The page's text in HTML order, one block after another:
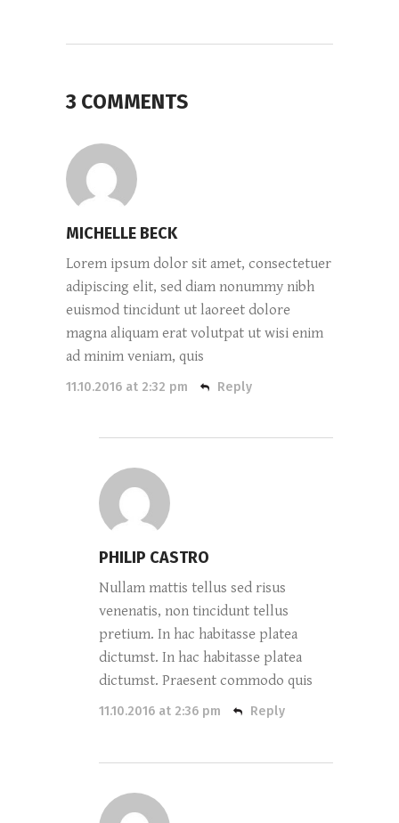
3 COMMENTS
MICHELLE BECK
Lorem ipsum dolor sit amet, consectetuer
adipiscing elit, sed diam nonummy nibh
euismod tincidunt ut laoreet dolore
magna aliquam erat volutpat ut wisi enim
ad minim veniam, quis
11.10.2016 at 2:32 pm Reply
PHILIP CASTRO
Nullam mattis tellus sed risus
venenatis, non tincidunt tellus
pretium. In hac habitasse platea
dictumst. In hac habitasse platea
dictumst. Praesent commodo quis
11.10.2016 at 2:36 pm Reply